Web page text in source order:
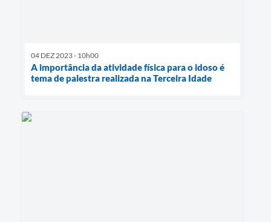
04 DEZ 2023 - 10h00
A importância da atividade física para o idoso é
tema de palestra realizada na Terceira Idade